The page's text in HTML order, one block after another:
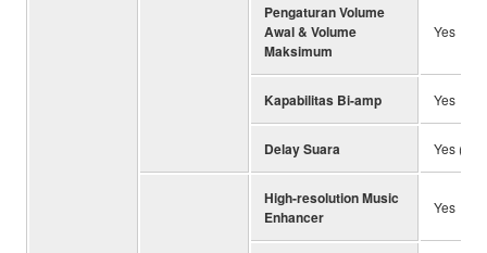
Pengaturan Volume
Awal & Volume
Maksimum
Yes
Kapabilitas Bi-amp Yes
Delay Suara Yes (0-
High-resolution Music
Enhancer
Yes